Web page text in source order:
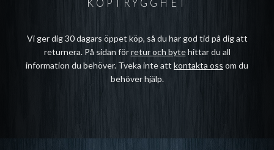
Vi ger dig 30 dagars öppet köp, så du har god tid på dig att
returnera. På sidan förretur och bytehittar du all
information du behöver. Tveka inte att kontakta oss om du
behöver hjälp.